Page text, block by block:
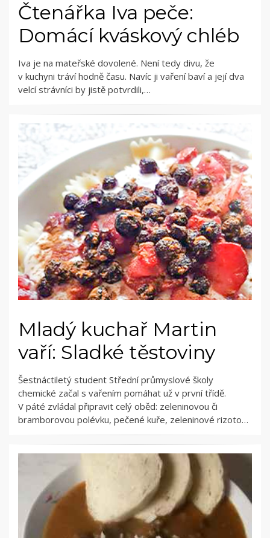
Čtenářka Iva peče:
Domácí kváskový chléb
Iva je na mateřské dovolené. Není tedy divu, že
v kuchyni tráví hodně času. Navíc ji vaření baví a její dva
velcí strávníci by jistě potvrdili,…
Mladý kuchař Martin
vaří: Sladké těstoviny
Šestnáctiletý student Střední průmyslové školy
chemické začal s vařením pomáhat už v první třídě.
V páté zvládal připravit celý oběd: zeleninovou či
bramborovou polévku, pečené kuře, zeleninové rizoto…